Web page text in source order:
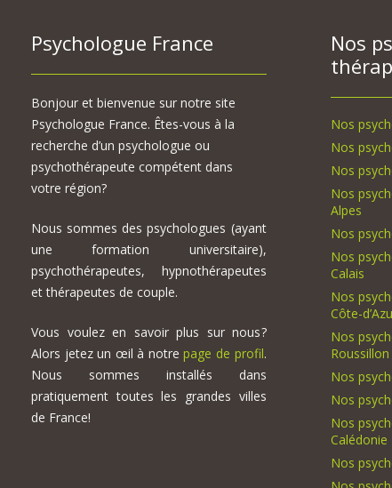
Psychologue France
Bonjour et bienvenue sur notre site
Psychologue France. Êtes-vous à la
recherche d’un psychologue ou
psychothérapeute compétent dans
votre région?
Nous sommes des psychologues (ayant
une formation universitaire),
psychothérapeutes, hypnothérapeutes
et thérapeutes de couple.
Vous voulez en savoir plus sur nous?
Alors jetez un œil à notrepage de profil.
Nous sommes installés dans
pratiquement toutes les grandes villes
de France!
Nos
Nos
Nos
Nos
Nos
Alpes
Nos
Nos
Calais
Nos
Côte-
Nos
Roussillon
Nos
Nos
Nos
Calédonie
Nos